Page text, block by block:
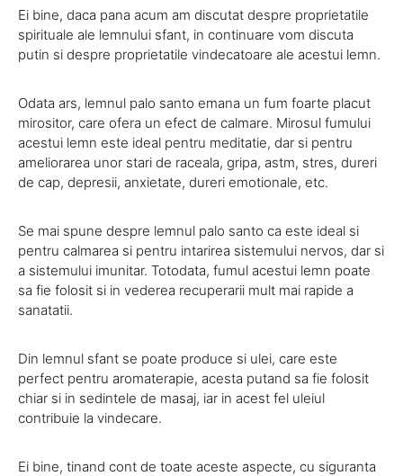
Ei bine, daca pana acum am discutat despre proprietatile
spirituale ale lemnului sfant, in continuare vom discuta
putin si despre proprietatile vindecatoare ale acestui lemn.
Odata ars, lemnul palo santo emana un fum foarte placut
mirositor, care ofera un efect de calmare. Mirosul fumului
acestui lemn este ideal pentru meditatie, dar si pentru
ameliorarea unor stari de raceala, gripa, astm, stres, dureri
de cap, depresii, anxietate, dureri emotionale, etc.
Se mai spune despre lemnul palo santo ca este ideal si
pentru calmarea si pentru intarirea sistemului nervos, dar si
a sistemului imunitar. Totodata, fumul acestui lemn poate
sa fie folosit si in vederea recuperarii mult mai rapide a
sanatatii.
Din lemnul sfant se poate produce si ulei, care este
perfect pentru aromaterapie, acesta putand sa fie folosit
chiar si in sedintele de masaj, iar in acest fel uleiul
contribuie la vindecare.
Ei bine, tinand cont de toate aceste aspecte, cu siguranta